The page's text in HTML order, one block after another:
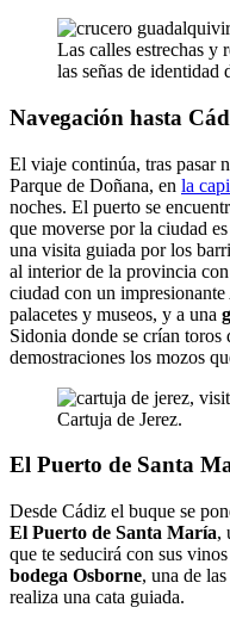
Las calles estrechas y
las señas de identidad
Navegación hasta
El viaje continúa, tras pasar
Parque de Doñana, en la
noches. El puerto se
que moverse por la ciudad
una visita guiada por los
al interior de la provincia con
ciudad con un
palacetes y museos, y a una
Sidonia donde se crían
demostraciones los mozos
Cartuja de Jerez.
El Puerto de Santa
Desde Cádiz el buque se
El Puerto de Santa María,
que te seducirá con sus
bodega Osborne, una de
realiza una cata guiada.